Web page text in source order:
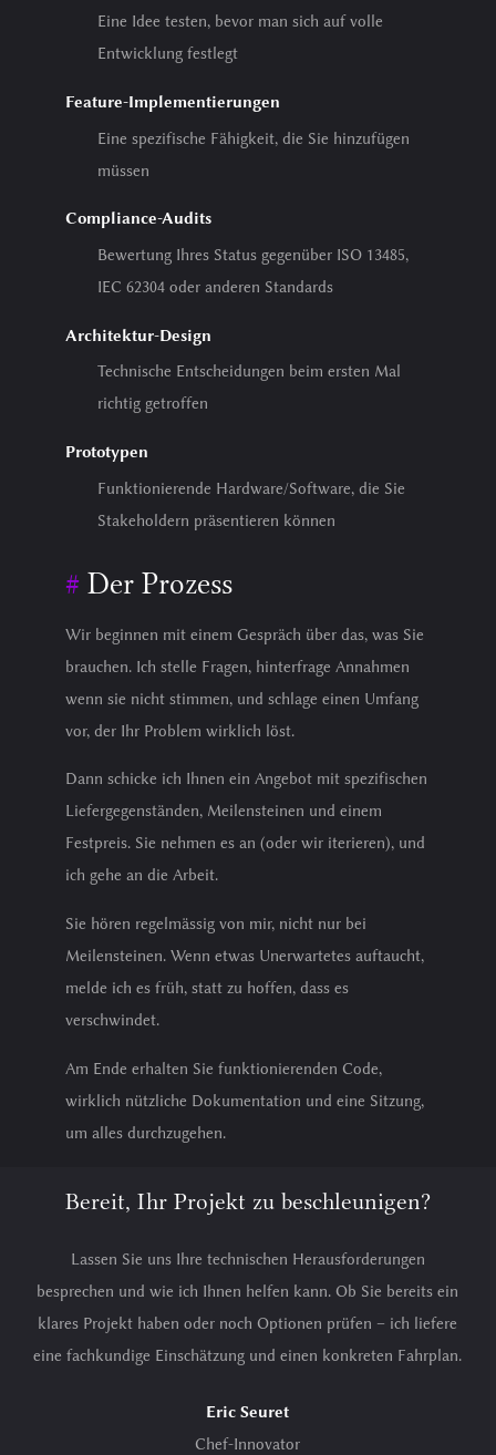
Eine Idee testen, bevor man sich auf volle
Entwicklung festlegt
Feature-Implementierungen
Eine spezifische Fähigkeit, die Sie hinzufügen
müssen
Compliance-Audits
Bewertung Ihres Status gegenüber ISO 13485,
IEC 62304 oder anderen Standards
Architektur-Design
Technische Entscheidungen beim ersten Mal
richtig getroffen
Prototypen
Funktionierende Hardware/Software, die Sie
Stakeholdern präsentieren können
Der Prozess
Wir beginnen mit einem Gespräch über das, was Sie
brauchen. Ich stelle Fragen, hinterfrage Annahmen
wenn sie nicht stimmen, und schlage einen Umfang
vor, der Ihr Problem wirklich löst.
Dann schicke ich Ihnen ein Angebot mit spezifischen
Liefergegenständen, Meilensteinen und einem
Festpreis. Sie nehmen es an (oder wir iterieren), und
ich gehe an die Arbeit.
Sie hören regelmässig von mir, nicht nur bei
Meilensteinen. Wenn etwas Unerwartetes auftaucht,
melde ich es früh, statt zu hoffen, dass es
verschwindet.
Am Ende erhalten Sie funktionierenden Code,
wirklich nützliche Dokumentation und eine Sitzung,
um alles durchzugehen.
Bereit, Ihr Projekt zu beschleunigen?
Lassen Sie uns Ihre technischen Herausforderungen
besprechen und wie ich Ihnen helfen kann. Ob Sie bereits ein
klares Projekt haben oder noch Optionen prüfen – ich liefere
eine fachkundige Einschätzung und einen konkreten Fahrplan.
Eric Seuret
Chef-Innovator